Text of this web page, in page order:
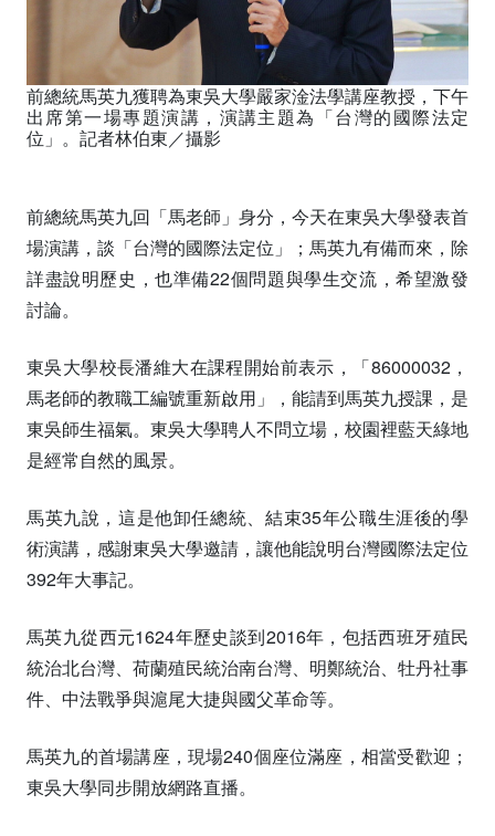
前總統馬英九獲聘為東吳大學嚴家淦法學講座教授，下午
出席第一場專題演講，演講主題為「台灣的國際法定
位」。記者林伯東／攝影
前總統馬英九回「馬老師」身分，今天在東吳大學發表首
場演講，談「台灣的國際法定位」；馬英九有備而來，除
詳盡說明歷史，也準備22個問題與學生交流，希望激發
討論。
東吳大學校長潘維大在課程開始前表示，「86000032，
馬老師的教職工編號重新啟用」，能請到馬英九授課，是
東吳師生福氣。東吳大學聘人不問立場，校園裡藍天綠地
是經常自然的風景。
馬英九說，這是他卸任總統、結束35年公職生涯後的學
術演講，感謝東吳大學邀請，讓他能說明台灣國際法定位
392年大事記。
馬英九從西元1624年歷史談到2016年，包括西班牙殖民
統治北台灣、荷蘭殖民統治南台灣、明鄭統治、牡丹社事
件、中法戰爭與滬尾大捷與國父革命等。
馬英九的首場講座，現場240個座位滿座，相當受歡迎；
東吳大學同步開放網路直播。